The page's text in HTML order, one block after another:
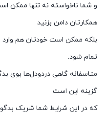
و شما ناخواسته نه تنها ممکن
همکارتان دامن بزنید
بلکه ممکن است خودتان هم
تمام شود.
متاسفانه گاهی دردودل‌ها بوی
گزینه این است
که در این شرایط شما شریک